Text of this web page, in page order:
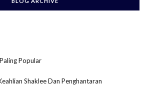
Popular
Shaklee Dan Penghantaran